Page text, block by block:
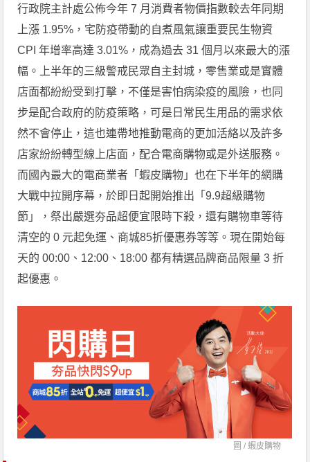
行政院主計處公佈今年 7 月消費者物價指數較去年同期
上漲 1.95%，宅防疫帶動的自煮風氣讓重要民生物資
CPI 年增率高達 3.01%，成為過去 31 個月以來最大的漲
幅。上半年的三級警戒民眾自主封城，零售業或是實體
店面都紛紛受到打擊，不僅是害怕病染疫的風險，也同
步是配合政府的防疫策略，可是日常民生用品的需求依
然不會停止，這也連帶地推動電商的更加活絡以及許多
店家紛紛轉型線上店面，配合電商購物或是外送服務。
而國內最大的電商業者「蝦皮購物」也在下半年的網購
大戰中拉開序幕，於即日起開始推出「9.9超級購物
節」，祭出嚴選夯品超便宜限時下殺，還有購物車等待
清空的 0 元起免運、商城85折優惠券等等。現在開始每
天的 00:00、12:00、18:00 都有精選品牌商品限量 3 折
起優惠。
圖 / 蝦皮購物